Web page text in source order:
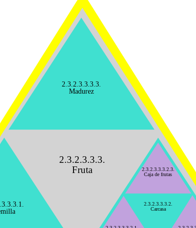
2.3.2.3.3.3.
Fruta
2.3.2.3.3.3.2.
Carcasa
2.3.2.3.3.3.2.3.
Caja de frutas
2.3.2.3.3.3.3.
Madurez